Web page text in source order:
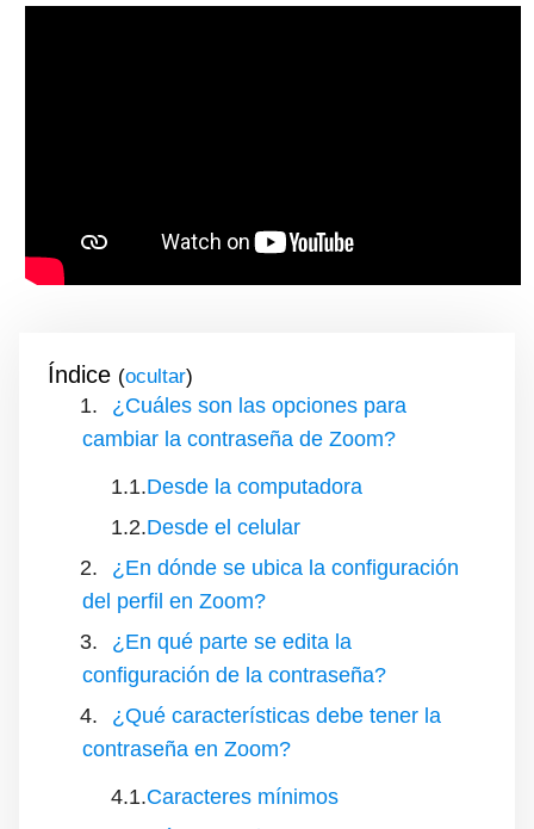
Índice ( )
¿Cuáles son las opciones para
cambiar la contraseña de Zoom?
Desde la computadora
Desde el celular
¿En dónde se ubica la configuración
del perfil en Zoom?
¿En qué parte se edita la
configuración de la contraseña?
¿Qué características debe tener la
contraseña en Zoom?
Caracteres mínimos